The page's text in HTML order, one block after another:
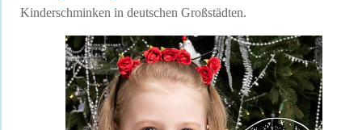
Kinderschminken in deutschen Großstädten.